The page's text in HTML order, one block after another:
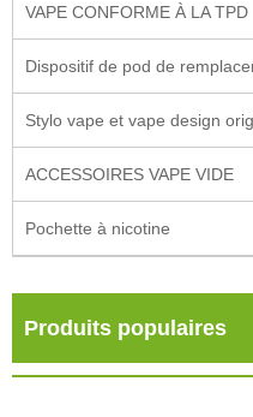
VAPE CONFORME À LA TPD
Dispositif de pod de
Stylo vape et vape design
ACCESSOIRES VAPE VIDE
Pochette à nicotine
Produits populaires